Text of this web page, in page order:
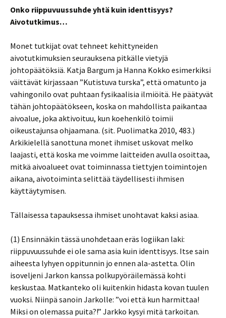
Onko riippuvuussuhde yhtä kuin identtisyys?
Aivotutkimus…
Monet tutkijat ovat tehneet kehittyneiden
aivotutkimuksien seurauksena pitkälle vietyjä
johtopäätöksiä. Katja Bargum ja Hanna Kokko esimerkiksi
väittävät kirjassaan ”Kutistuva turska”, että omatunto ja
vahingonilo ovat puhtaan fysikaalisia ilmiöitä. He päätyvät
tähän johtopäätökseen, koska on mahdollista paikantaa
aivoalue, joka aktivoituu, kun koehenkilö toimii
oikeustajunsa ohjaamana. (sit. Puolimatka 2010, 483.)
Arkikielellä sanottuna monet ihmiset uskovat melko
laajasti, että koska me voimme laitteiden avulla osoittaa,
mitkä aivoalueet ovat toiminnassa tiettyjen toimintojen
aikana, aivotoiminta selittää täydellisesti ihmisen
käyttäytymisen.
Tällaisessa tapauksessa ihmiset unohtavat kaksi asiaa.
(1) Ensinnäkin tässä unohdetaan eräs logiikan laki:
riippuvuussuhde ei ole sama asia kuin identtisyys. Itse sain
aiheesta lyhyen oppitunnin jo ennen ala-astetta. Olin
isoveljeni Jarkon kanssa polkupyöräilemässä kohti
keskustaa. Matkanteko oli kuitenkin hidasta kovan tuulen
vuoksi. Niinpä sanoin Jarkolle: ”voi että kun harmittaa!
Miksi on olemassa puita?!” Jarkko kysyi mitä tarkoitan.